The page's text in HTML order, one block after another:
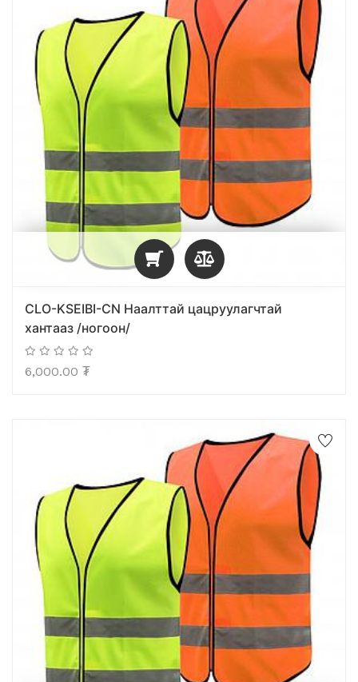
CLO-KSEIBI-CN Наалттай цацруулагчтай
хантааз /ногоон/
6,000.00 ₮